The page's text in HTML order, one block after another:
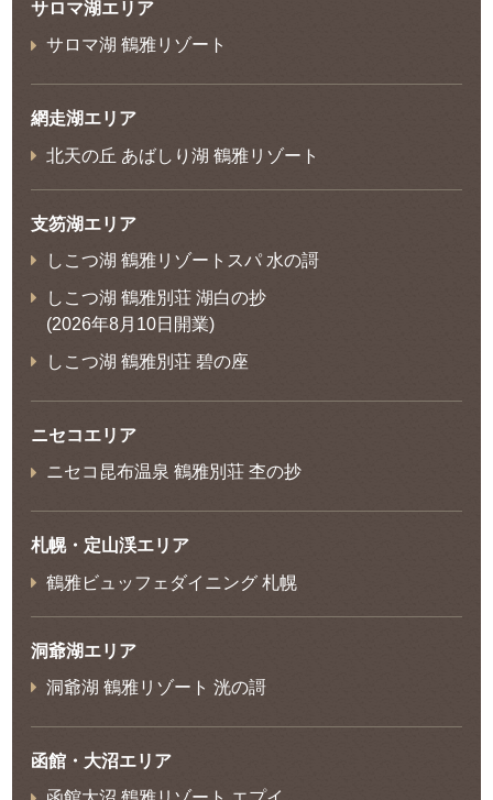
サロマ湖エリア
サロマ湖 鶴雅リゾート
網走湖エリア
北天の丘 あばしり湖 鶴雅リゾート
支笏湖エリア
しこつ湖 鶴雅リゾートスパ 水の謌
しこつ湖 鶴雅別荘 湖白の抄
(2026年8月10日開業)
しこつ湖 鶴雅別荘 碧の座
ニセコエリア
ニセコ昆布温泉 鶴雅別荘 杢の抄
札幌・定山渓エリア
鶴雅ビュッフェダイニング 札幌
洞爺湖エリア
洞爺湖 鶴雅リゾート 洸の謌
函館・大沼エリア